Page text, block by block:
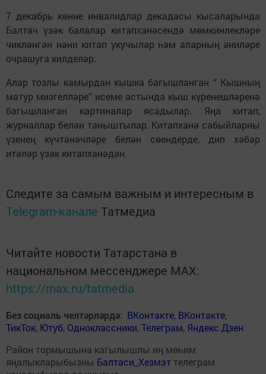
7 декабрь көнне инвалидлар декадасы кысаларында
Балтач үзәк балалар китапханәсендә мөмкинлекләре
чикләнгән нәни китап укучылар һәм аларның әниләре
очрашуга килделәр.
Алар тозлы камырдан кышка багышланган “ Кышның
матур мизгелләре” исеме астында кыш күренешләренә
багышланган картиналар ясадылар. Яңа китап,
журналлар белән таныштылар. Китапханә сабыйларны
үзенең күчтәнәчләре белән сөендерде, дип хәбәр
итәләр үзәк китапханәдән.
Следите за самым важным и интересным в
Telegram-канале Татмедиа
Читайте новости Татарстана в
национальном мессенджере MАХ:
https://max.ru/tatmedia
Без социаль челтәрләрдә: ВКонтакте, ВКонтакте,
ТикТок, Ютуб, Одноклассники,Телеграм, Яндекс.Дзен
Район тормышына кагылышлы иң мөһим
яңалыкларыбызны Балтаси_Хезмэт телеграм